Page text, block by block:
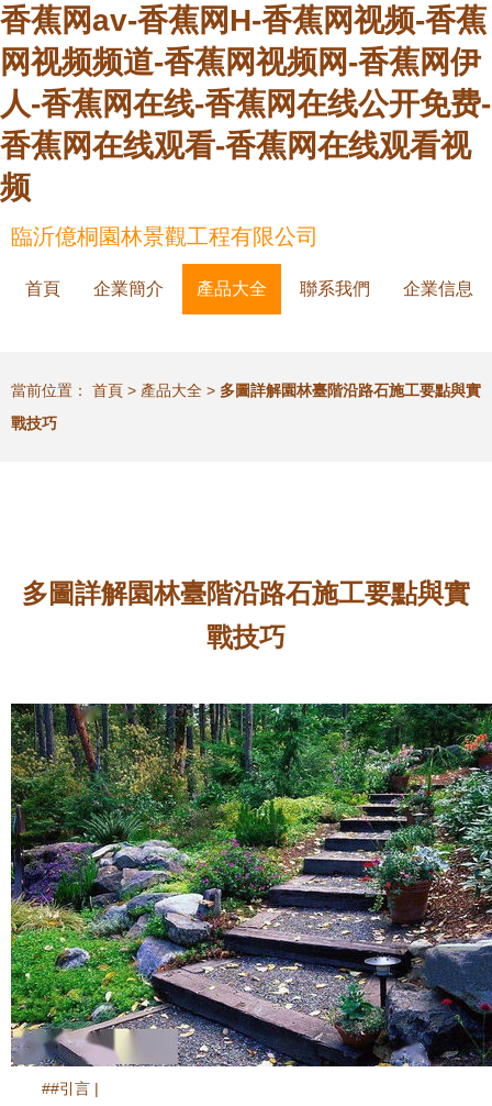
香蕉网av-香蕉网H-香蕉网视频-香蕉
网视频频道-香蕉网视频网-香蕉网伊
人-香蕉网在线-香蕉网在线公开免费-
香蕉网在线观看-香蕉网在线观看视
频
臨沂億桐園林景觀工程有限公司
首頁 企業簡介 產品大全 聯系我們 企業信息
當前位置： 首頁 > 產品大全 > 多圖詳解園林臺階沿路石施工要點與實
戰技巧
多圖詳解園林臺階沿路石施工要點與實
戰技巧
##引言 |